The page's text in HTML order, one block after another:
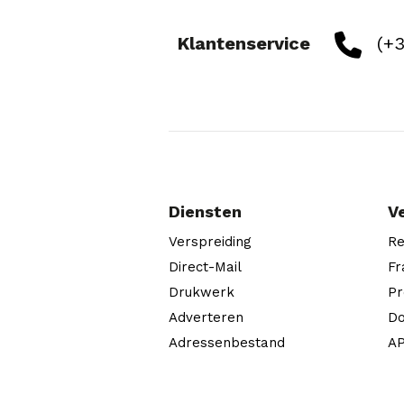
Klantenservice
Diensten
Verspreiding
Direct-Mail
Drukwerk
Adverteren
Adressenbestand